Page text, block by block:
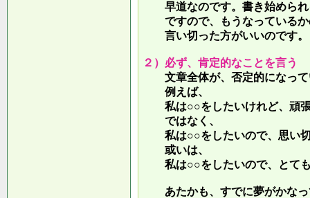
早道なのです。書き始められ
ですので、もうなっているか
言い切った方がいいのです。
２）必ず、肯定的なことを言う
文章全体が、否定的になっ
例えば、
私は○○をしたいけれど、頑張
ではなく、
私は○○をしたいので、思い切
或いは、
私は○○をしたいので、とても
あたかも、すでに夢がかなっ